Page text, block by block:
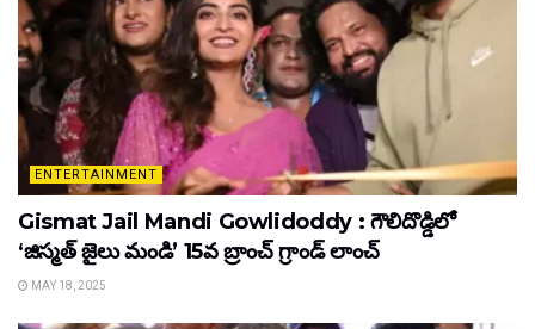
ENTERTAINMENT
Gismat Jail Mandi Gowlidoddy : గౌలిదొడ్డిలో
‘జిస్మత్ జైలు మండి’ 15వ బ్రాంచ్ గ్రాండ్ లాంచ్
MAY 18, 2025